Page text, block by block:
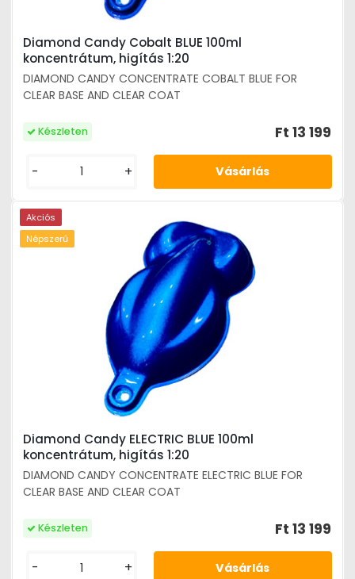
Diamond Candy Cobalt BLUE 100ml
koncentrátum, higítás 1:20
DIAMOND CANDY CONCENTRATE COBALT BLUE FOR
CLEAR BASE AND CLEAR COAT
Ft 13 199
Készleten
- +
Diamond Candy ELECTRIC BLUE 100ml
koncentrátum, higítás 1:20
DIAMOND CANDY CONCENTRATE ELECTRIC BLUE FOR
CLEAR BASE AND CLEAR COAT
Ft 13 199
Készleten
- +
Akciós
Népszerű